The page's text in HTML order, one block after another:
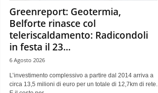
Greenreport: Geotermia,
Belforte rinasce col
teleriscaldamento: Radicondoli
in festa il 23...
6 Agosto 2026
L’investimento complessivo a partire dal 2014 arriva a
circa 13,5 milioni di euro per un totale di 12,7km di rete.